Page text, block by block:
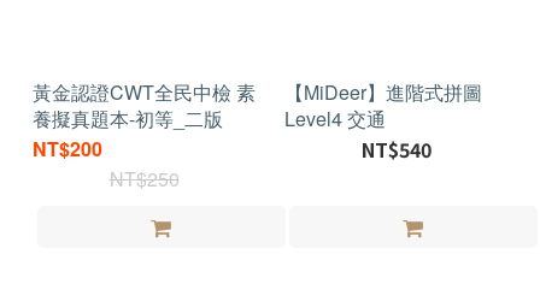
黃金認證CWT全民中檢 素
養擬真題本-初等_二版
NT$200
NT$250
【MiDeer】進階式拼圖
Level4 交通
NT$540